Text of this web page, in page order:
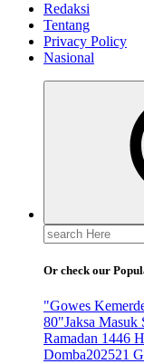
Redaksi
Tentang
Privacy Policy
Nasional
Search
for:
Or check our
"Gowes
80"Jaksa Masuk
Ramadan 1446 H
Domba202521